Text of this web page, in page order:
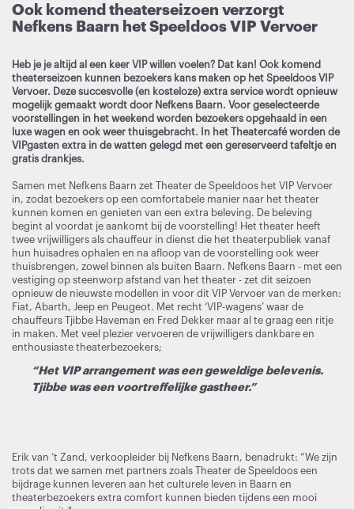
Ook komend theaterseizoen verzorgt
Nefkens Baarn het Speeldoos VIP Vervoer
Heb je je altijd al een keer VIP willen voelen? Dat kan! Ook komend
theaterseizoen kunnen bezoekers kans maken op het Speeldoos VIP
Vervoer. Deze succesvolle (en kosteloze) extra service wordt opnieuw
mogelijk gemaakt wordt door Nefkens Baarn. Voor geselecteerde
voorstellingen in het weekend worden bezoekers opgehaald in een
luxe wagen en ook weer thuisgebracht. In het Theatercafé worden de
VIPgasten extra in de watten gelegd met een gereserveerd tafeltje en
gratis drankjes.
Samen met Nefkens Baarn zet Theater de Speeldoos het VIP Vervoer
in, zodat bezoekers op een comfortabele manier naar het theater
kunnen komen en genieten van een extra beleving. De beleving
begint al voordat je aankomt bij de voorstelling! Het theater heeft
twee vrijwilligers als chauffeur in dienst die het theaterpubliek vanaf
hun huisadres ophalen en na afloop van de voorstelling ook weer
thuisbrengen, zowel binnen als buiten Baarn. Nefkens Baarn - met een
vestiging op steenworp afstand van het theater - zet dit seizoen
opnieuw de nieuwste modellen in voor dit VIP Vervoer van de merken:
Fiat, Abarth, Jeep en Peugeot. Met recht ‘VIP-wagens’ waar de
chauffeurs Tjibbe Haveman en Fred Dekker maar al te graag een ritje
in maken. Met veel plezier vervoeren de vrijwilligers dankbare en
enthousiaste theaterbezoekers;
“Het VIP arrangement was een geweldige belevenis.
Tjibbe was een voortreffelijke gastheer.”
Erik van ’t Zand, verkoopleider bij Nefkens Baarn, benadrukt: “We zijn
trots dat we samen met partners zoals Theater de Speeldoos een
bijdrage kunnen leveren aan het culturele leven in Baarn en
theaterbezoekers extra comfort kunnen bieden tijdens een mooi